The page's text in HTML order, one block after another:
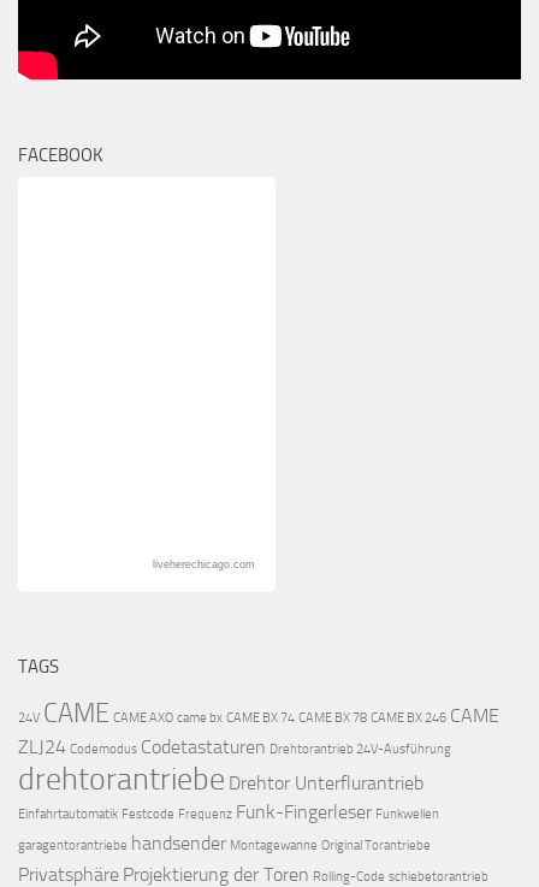
FACEBOOK
liveherechicago.com
TAGS
24V CAME CAME AXO came bx CAME BX 74 CAME BX 78 CAME BX 246 CAME
ZLJ24 Codemodus Codetastaturen Drehtorantrieb 24V-Ausführung
drehtorantriebe Drehtor Unterflurantrieb
Einfahrtautomatik Festcode Frequenz Funk-Fingerleser Funkwellen
garagentorantriebe handsender Montagewanne Original Torantriebe
Privatsphäre Projektierung der Toren Rolling-Code schiebetorantrieb